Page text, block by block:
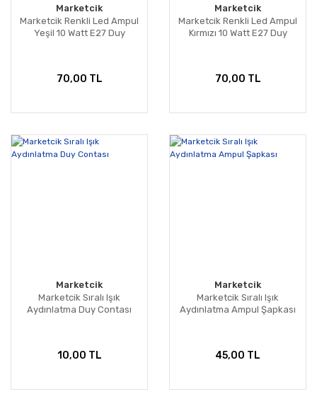
Marketcik
Marketcik Renkli Led Ampul
Yeşil 10 Watt E27 Duy
70,00 TL
Marketcik
Marketcik Renkli Led Ampul
Kırmızı 10 Watt E27 Duy
70,00 TL
Marketcik
Marketcik Sıralı Işık
Aydınlatma Duy Contası
10,00 TL
Marketcik
Marketcik Sıralı Işık
Aydınlatma Ampul Şapkası
45,00 TL